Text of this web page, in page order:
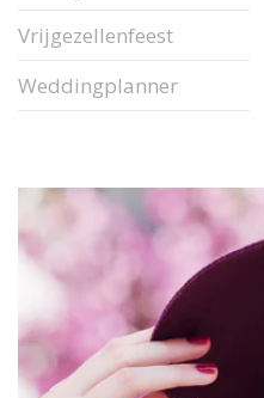
Vrijgezellenfeest
Weddingplanner